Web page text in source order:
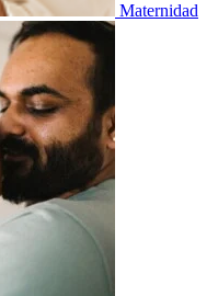
Maternidad